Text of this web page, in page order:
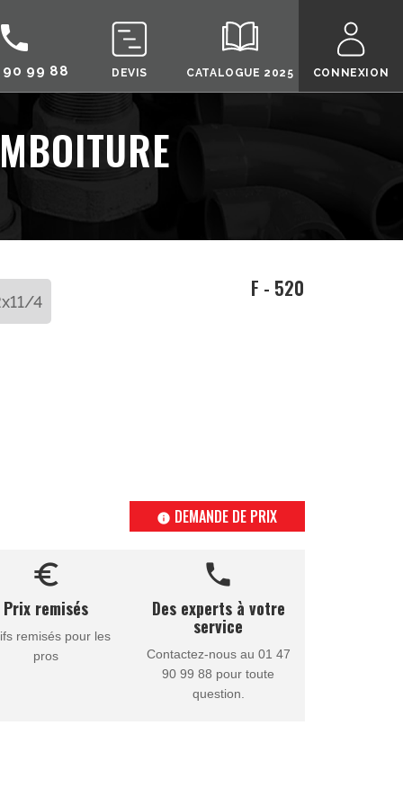
CONNEXION
call
90 99 88 DEVIS CATALOGUE 2025
4 F - 520
info DEMANDE DE PRIX
euro_symbol
Prix remisés
remisés pour les
pros
call
Des experts à votre
service
Contactez-nous au 01 47
90 99 88 pour toute
question.